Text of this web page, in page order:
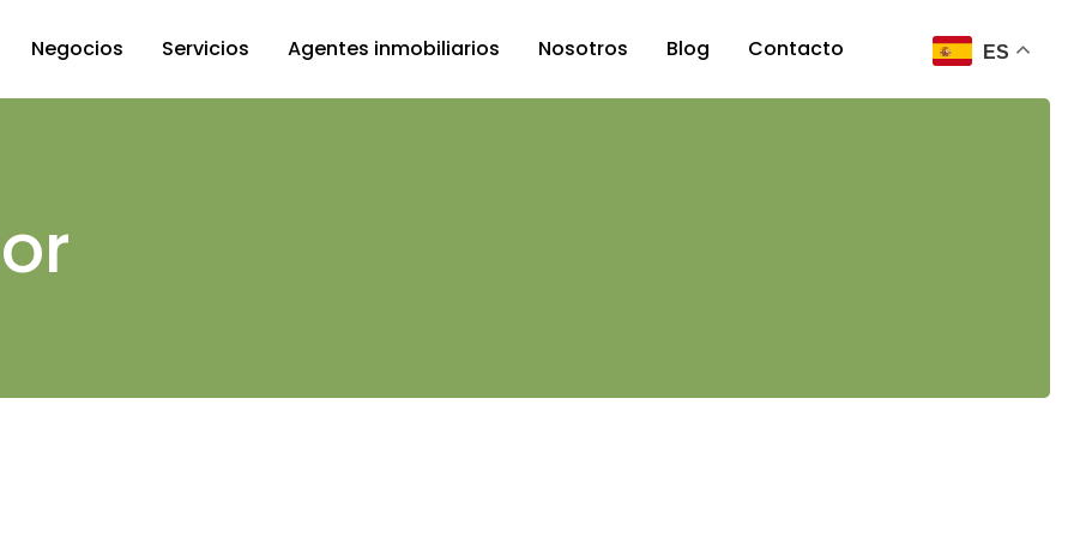
Negocios Servicios Agentes inmobiliarios Nosotros Blog Contacto ES